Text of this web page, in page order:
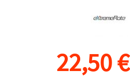
22,50 €